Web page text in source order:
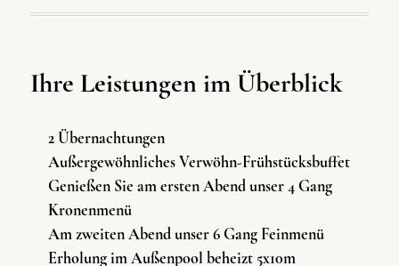
Ihre Leistungen im Überblick
2 Übernachtungen
Außergewöhnliches Verwöhn-Frühstücksbuffet
Genießen Sie am ersten Abend unser 4 Gang
Kronenmenü
Am zweiten Abend unser 6 Gang Feinmenü
Erholung im Außenpool beheizt 5x10m